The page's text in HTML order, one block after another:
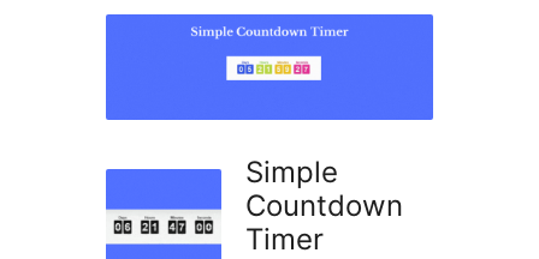
Simple
Countdown
Timer